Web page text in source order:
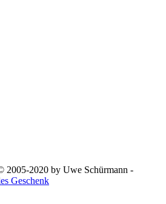
2005-2020 by Uwe Schürmann -
Geschenk